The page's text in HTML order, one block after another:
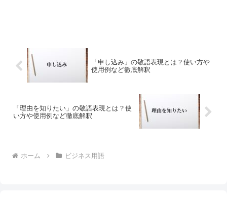
「申し込み」の敬語表現とは？使い方や
使用例など徹底解釈
「理由を知りたい」の敬語表現とは？使
い方や使用例など徹底解釈
ホーム ビジネス用語